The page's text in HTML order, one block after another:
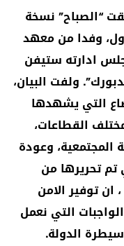
“الصباح” نسخة
وفدا من معهد
ادارته ستيفن
ولفت البيان،
التي يشهدها
القطاعات،
وعودة
تم تحريرها من
ان توفير الامن
التي نعمل
الدولة.